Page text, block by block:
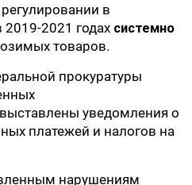
в
2019-2021 годах системно
товаров.
прокуратуры
уведомления о
платежей и налогов на
нарушениям